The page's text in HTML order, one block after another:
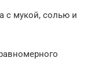
с мукой, солью и